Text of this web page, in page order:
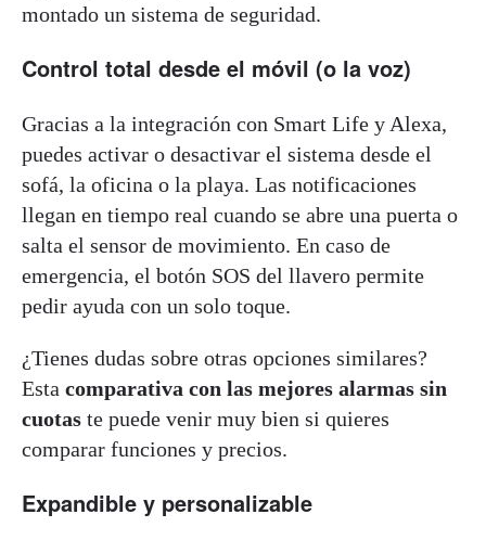
montado un sistema de seguridad.
Control total desde el móvil (o la voz)
Gracias a la integración con Smart Life y Alexa,
puedes activar o desactivar el sistema desde el
sofá, la oficina o la playa. Las notificaciones
llegan en tiempo real cuando se abre una puerta o
salta el sensor de movimiento. En caso de
emergencia, el botón SOS del llavero permite
pedir ayuda con un solo toque.
¿Tienes dudas sobre otras opciones similares?
Esta comparativa con las mejores alarmas sin
cuotas te puede venir muy bien si quieres
comparar funciones y precios.
Expandible y personalizable